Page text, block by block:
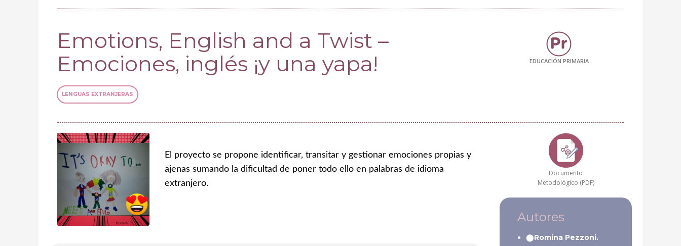
Emotions, English and a Twist –
Emociones, inglés ¡y una yapa!
LENGUAS EXTRANJERAS
EDUCACIÓN PRIMARIA
El proyecto se propone identificar, transitar y gestionar emociones propias y
ajenas sumando la dificultad de poner todo ello en palabras de idioma
extranjero.
Documento
Metodológico (PDF)
Autores
Romina Pezzoni.